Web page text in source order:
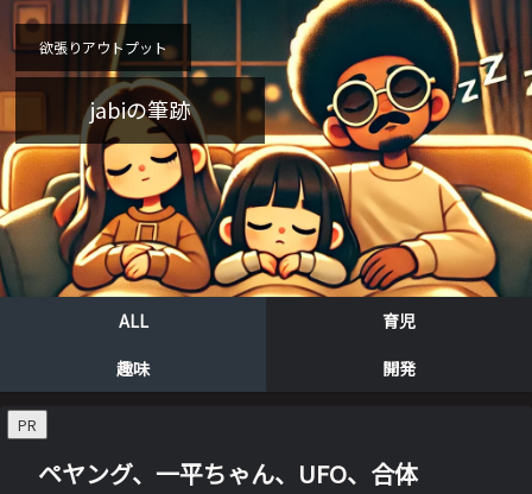
欲張りアウトプット
jabiの筆跡
ALL
育児
趣味
開発
PR
ペヤング、一平ちゃん、UFO、合体